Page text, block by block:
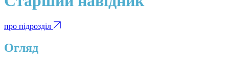
про підрозділ
Огляд